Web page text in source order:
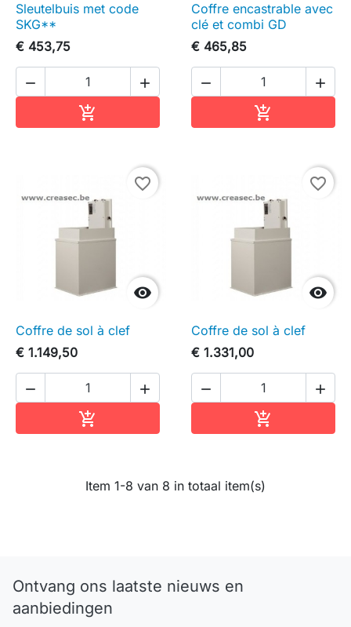
Sleutelbuis met code
SKG**
€ 453,75
 

Coffre encastrable avec
clé et combi GD
€ 465,85
 


favorite_border
Coffre de sol à clef
€ 1.149,50
 


favorite_border
Coffre de sol à clef
€ 1.331,00
 

Item 1-8 van 8 in totaal item(s)
Ontvang ons laatste nieuws en
aanbiedingen